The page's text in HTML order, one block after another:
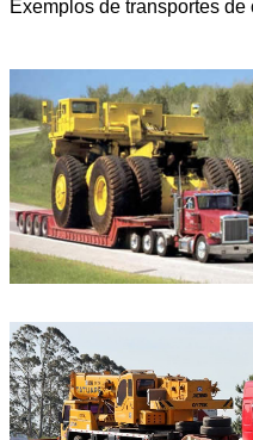
Exemplos de transportes